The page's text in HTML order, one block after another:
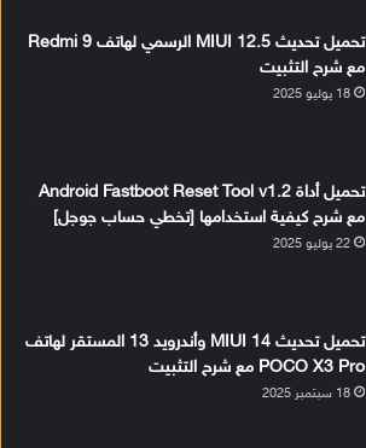
تحميل تحديث MIUI 12.5 الرسمي لهاتف Redmi 9
مع شرح التثبيت
18 يوليو 2025
تحميل أداة Android Fastboot Reset Tool v1.2
مع شرح كيفية استخدامها [تخطي حساب جوجل]
22 يوليو 2025
تحميل تحديث MIUI 14 وأندرويد 13 المستقر لهاتف
POCO X3 Pro مع شرح التثبيت
18 سبتمبر 2025